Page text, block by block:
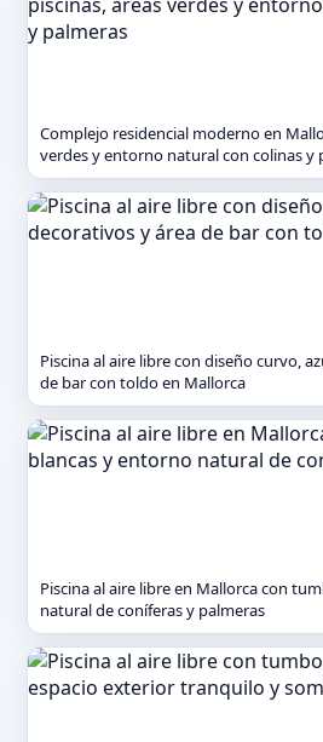
Complejo residencial moderno en
verdes y entorno natural con colinas y
Piscina al aire libre con diseño curvo,
de bar con toldo en Mallorca
Piscina al aire libre en Mallorca con
natural de coníferas y palmeras